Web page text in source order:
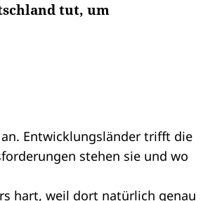
tut, um
Entwicklungsländer trifft die
stehen sie und wo
hart, weil dort natürlich genau